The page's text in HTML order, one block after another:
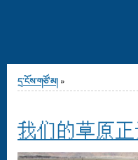
You are here
དྲ་ངོས་གཙོ་མ། »
我们的草原